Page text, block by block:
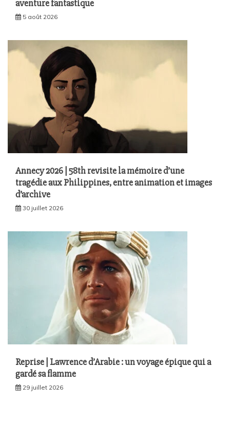
aventure fantastique
5 août 2026
Annecy 2026 | 58th revisite la mémoire d’une
tragédie aux Philippines, entre animation et images
d’archive
30 juillet 2026
Reprise | Lawrence d’Arabie : un voyage épique qui a
gardé sa flamme
29 juillet 2026